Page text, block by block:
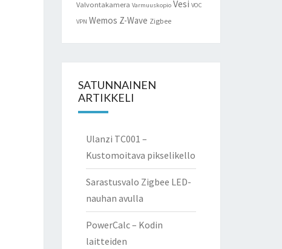
Valvontakamera Varmuuskopio Vesi VOC
VPN Wemos Z-Wave Zigbee
SATUNNAINEN
ARTIKKELI
Ulanzi TC001 –
Kustomoitava pikselikello
Sarastusvalo Zigbee LED-
nauhan avulla
PowerCalc – Kodin
laitteiden